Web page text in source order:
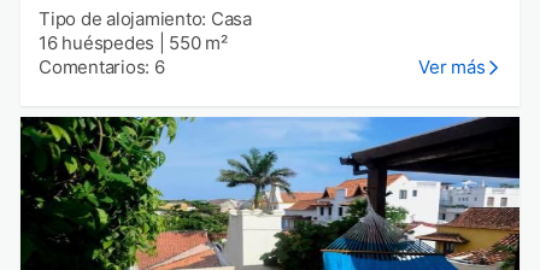
Tipo de alojamiento: Casa
16 huéspedes
550 m²
Comentarios: 6
Ver más